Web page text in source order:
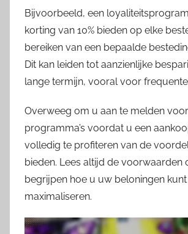
Bijvoorbeeld, een
korting van 10% bieden op elke
bereiken van een bepaalde
Dit kan leiden tot aanzienlijke
lange termijn, vooral voor
Overweeg om u aan te melden
programma’s voordat u een
volledig te profiteren van de
bieden. Lees altijd de voorwaarden
begrijpen hoe u uw beloningen kunt
maximaliseren.